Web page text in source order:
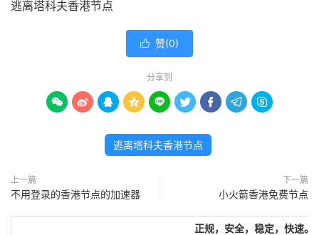
逃离塔科夫香港节点
 赞(0)
分享到
        
逃离塔科夫香港节点
上一篇
不用登录的香港节点的加速器
下一篇
小火箭香港免费节点
正规，安全，稳定，快速。